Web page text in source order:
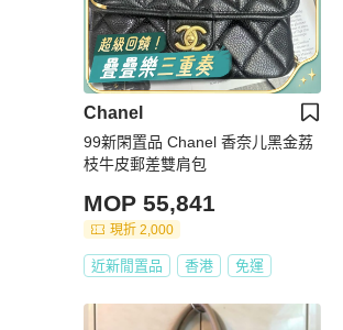
Chanel
99新閑置品 Chanel 香奈儿黑金荔
枝牛皮郵差雙肩包
MOP 55,841
現折 2,000
近新閒置品 香港 免運